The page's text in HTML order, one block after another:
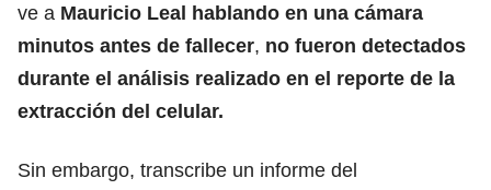
ve a Mauricio Leal hablando en una cámara
minutos antes de fallecer, no fueron detectados
durante el análisis realizado en el reporte de la
extracción del celular.
Sin embargo, transcribe un informe del